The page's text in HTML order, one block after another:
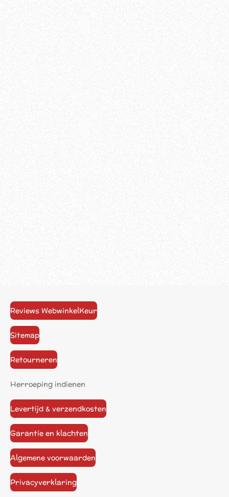
Reviews WebwinkelKeur
Sitemap
Retourneren
Herroeping indienen
Levertijd & verzendkosten
Garantie en klachten
Algemene voorwaarden
Privacyverklaring